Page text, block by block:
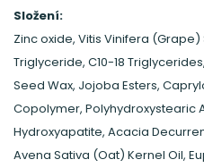
Složení:
Zinc oxide, Vitis Vinifera
Triglyceride, C10-18
Seed Wax, Jojoba Esters,
Copolymer, Polyhydroxystearic
Hydroxyapatite, Acacia
Avena Sativa (Oat) Kernel Oil,